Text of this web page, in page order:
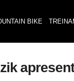
BIKE